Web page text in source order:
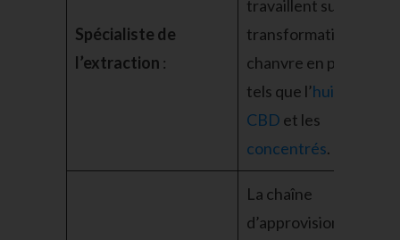
Spécialiste de
l’extraction :
travaillent sur la
transformation du
chanvre en produits
tels que l’huile de
CBD et les
concentrés.
La chaîne
d’approvisionnement